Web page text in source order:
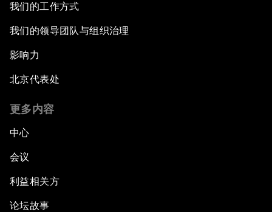
我们的工作方式
我们的领导团队与组织治理
影响力
北京代表处
更多内容
中心
会议
利益相关方
论坛故事